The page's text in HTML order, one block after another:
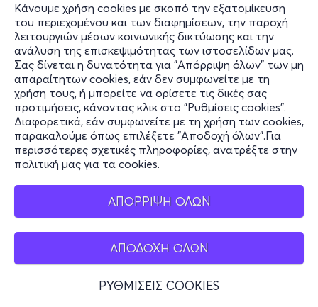
Κάνουμε χρήση cookies με σκοπό την εξατομίκευση
του περιεχομένου και των διαφημίσεων, την παροχή
λειτουργιών μέσων κοινωνικής δικτύωσης και την
ανάλυση της επισκεψιμότητας των ιστοσελίδων μας.
Σας δίνεται η δυνατότητα για "Απόρριψη όλων" των μη
απαραίτητων cookies, εάν δεν συμφωνείτε με τη
χρήση τους, ή μπορείτε να ορίσετε τις δικές σας
προτιμήσεις, κάνοντας κλικ στο "Ρυθμίσεις cookies".
Διαφορετικά, εάν συμφωνείτε με τη χρήση των cookies,
παρακαλούμε όπως επιλέξετε "Αποδοχή όλων".Για
περισσότερες σχετικές πληροφορίες, ανατρέξτε στην
πολιτική μας για τα cookies.
ΑΠΟΡΡΙΨΗ ΟΛΩΝ
ΑΠΟΔΟΧΗ ΟΛΩΝ
ΡΥΘΜΙΣΕΙΣ COOKIES